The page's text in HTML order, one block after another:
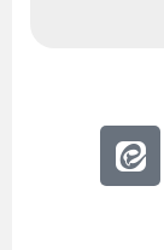
E
e